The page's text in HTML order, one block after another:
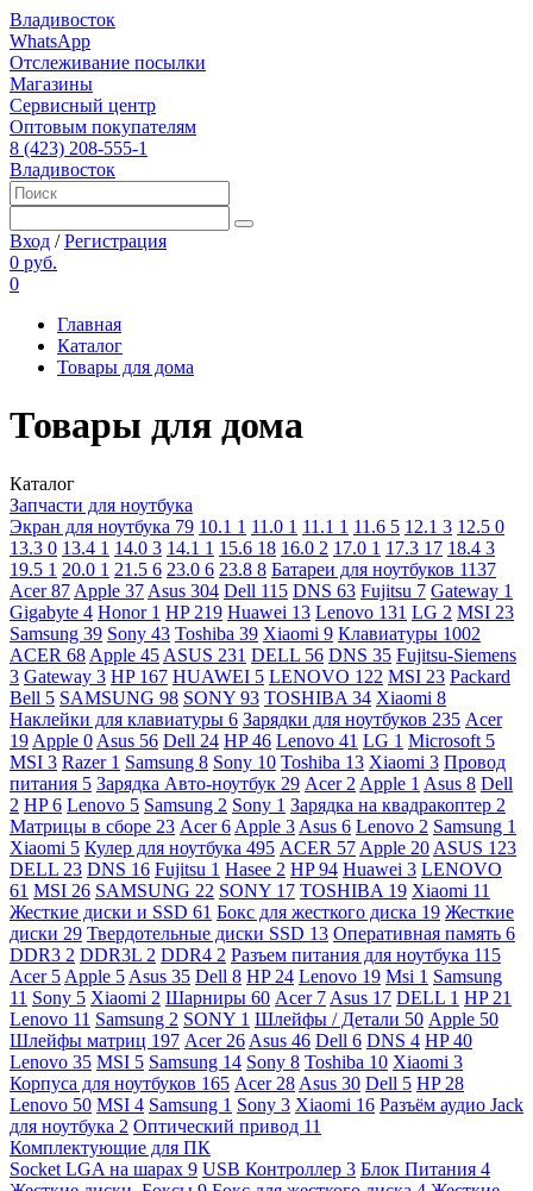
Владивосток
WhatsApp
Отслеживание посылки
Магазины
Сервисный центр
Оптовым покупателям
8 (423) 208-555-1
Владивосток
Вход /Регистрация
0 руб.
0
Главная
Каталог
Товары для дома
Товары для дома
Каталог
Запчасти для ноутбука
Экран для ноутбука 79 10.1 1 11.0 1 11.1 1 11.6 5 12.1 3 12.5 0
13.3 0 13.4 1 14.0 3 14.1 1 15.6 18 16.0 2 17.0 1 17.3 17 18.4 3
19.5 1 20.0 1 21.5 6 23.0 6 23.8 8 Батареи для ноутбуков 1137
Acer87 Apple 37 Asus 304 Dell 115 DNS 63 Fujitsu 7 Gateway 1
Gigabyte 4 Honor 1 HP 219 Huawei 13 Lenovo 131 LG 2 MSI 23
Samsung 39 Sony 43 Toshiba 39 Xiaomi 9 Клавиатуры 1002
ACER 68 Apple 45 ASUS 231 DELL 56 DNS 35 Fujitsu-Siemens
3 Gateway 3 HP 167 HUAWEI 5 LENOVO 122 MSI 23 Packard
Bell 5 SAMSUNG 98 SONY 93 TOSHIBA 34 Xiaomi 8
Наклейки для клавиатуры 6 Зарядки для ноутбуков 235 Acer
19 Apple 0 Asus 56 Dell 24 HP46 Lenovo 41 LG 1 Microsoft 5
MSI 3 Razer 1 Samsung 8 Sony 10 Toshiba 13 Xiaomi 3 Провод
питания 5 Зарядка Авто-ноутбук 29 Acer 2 Apple 1 Asus 8 Dell
2 HP6 Lenovo 5 Samsung 2 Sony 1 Зарядка на квадракоптер 2
Матрицы в сборе 23 Acer6 Apple 3 Asus 6 Lenovo 2 Samsung 1
Xiaomi 5 Кулер для ноутбука 495 ACER 57 Apple 20 ASUS 123
DELL 23 DNS 16 Fujitsu 1 Hasee 2 HP94 Huawei 3 LENOVO
61 MSI 26 SAMSUNG 22 SONY 17 TOSHIBA 19 Xiaomi 11
Жесткие диски и SSD 61 Бокс для жесткого диска 19 Жесткие
диски 29 Твердотельные диски SSD 13 Оперативная память 6
DDR3 2 DDR3L 2 DDR4 2 Разъем питания для ноутбука 115
Acer 5 Apple 5 Asus 35 Dell 8 HP 24 Lenovo 19 Msi 1 Samsung
11 Sony 5 Xiaomi 2 Шарниры 60 Acer 7 Asus 17 DELL 1 HP 21
Lenovo 11 Samsung 2 SONY 1 Шлейфы / Детали 50 Apple 50
Шлейфы матриц 197 Acer 26 Asus 46 Dell 6 DNS 4 HP40
Lenovo 35 MSI 5 Samsung 14 Sony 8 Toshiba 10 Xiaomi 3
Корпуса для ноутбуков 165 Acer 28 Asus 30 Dell 5 HP 28
Lenovo 50 MSI 4 Samsung 1 Sony 3 Xiaomi 16 Разъём аудио Jack
для ноутбука 2 Оптический привод 11
Комплектующие для ПК
Socket LGA на шарах 9 USB Контроллер 3 Блок Питания 4